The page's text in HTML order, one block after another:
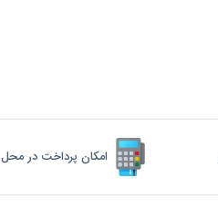
امکان پرداخت در محل